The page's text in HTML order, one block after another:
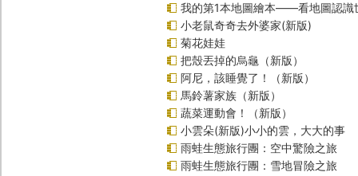
我的第1本地圖繪本――看地圖認識
小老鼠奇奇去外婆家(新版)
菊花娃娃
把殼丟掉的烏龜（新版）
阿尼，該睡覺了！（新版）
馬鈴薯家族（新版）
蔬菜運動會！（新版）
小雲朵(新版)小小的雲，大大的事
雨蛙生態旅行團：空中驚險之旅
雨蛙生態旅行團：雪地冒險之旅